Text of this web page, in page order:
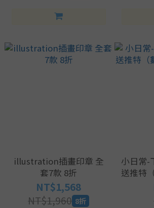
illustration插畫印章 全
套7款 8折
NT$1,568
NT$1,960 8折
小日常
送推特